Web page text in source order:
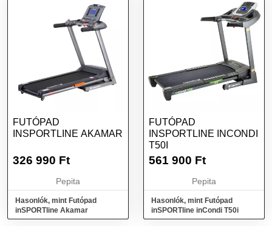
FUTÓPAD
INSPORTLINE AKAMAR
326 990 Ft
Pepita
Hasonlók, mint Futópad
inSPORTline Akamar
FUTÓPAD
INSPORTLINE INCONDI
T50I
561 900 Ft
Pepita
Hasonlók, mint Futópad
inSPORTline inCondi T50i